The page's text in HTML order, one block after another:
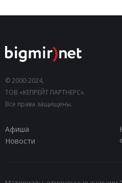
© 2000-2024,
ТОВ «КЕПРЕЙТ ПАРТНЕРС».
Все права защищены.
Афиша
Новости